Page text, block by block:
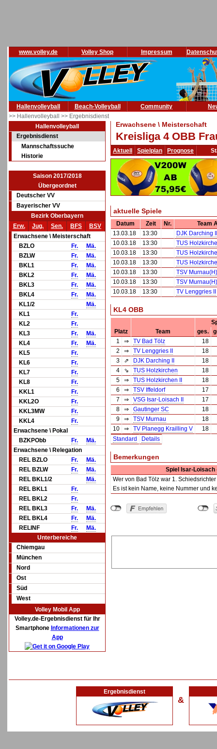
www.volley.de Volley Shop Impressum
Hallenvolleyball Beach-Volleyball Community
>> Hallenvolleyball >> Ergebnisdienst
Hallenvolleyball
Ergebnisdienst
Mannschaftssuche
Historie
Saison 2017/2018
Übergeordnet
Deutscher VV
Bayerischer VV
Bezirk Oberbayern
Erw.
Jug. Sen. BFS
BSV
Erwachsene \ Meisterschaft
BZLO
Fr.
Mä.
BZLW
Fr.
Mä.
BKL1
Fr.
Mä.
BKL2
Fr.
Mä.
BKL3
Fr.
Mä.
BKL4
Fr.
Mä.
KL1/2
Mä.
KL1
Fr.
KL2
Fr.
KL3
Fr.
Mä.
KL4
Fr.
Mä.
KL5
Fr.
KL6
Fr.
KL7
Fr.
KL8
Fr.
KKL1
Fr.
KKL2O
Fr.
KKL3MW
Fr.
KKL4
Fr.
Erwachsene \ Pokal
BZKPObb
Fr.
Mä.
Erwachsene \ Relegation
REL BZLO
Fr.
Mä.
REL BZLW
Fr.
Mä.
REL BKL1/2
Mä.
REL BKL1
Fr.
REL BKL2
Fr.
REL BKL3
Fr.
Mä.
REL BKL4
Fr.
Mä.
RELINF
Fr.
Mä.
Unterbereiche
Chiemgau
München
Nord
Ost
Süd
West
Volley Mobil App
Volley.de-Ergebnisdienst für Ihr
Smartphone Informationen zur
App
Erwachsene \ Meisterschaft
Kreisliga 4 OBB
Aktuell Spielplan Prognose
aktuelle Spiele
Datum Zeit Nr.
Team
13.03.18
13:30
DJK Darching
10.03.18
13:30
TUS
10.03.18
13:30
TUS
10.03.18
13:30
TUS
10.03.18
13:30
TSV Murnau(H)
10.03.18
13:30
TSV Murnau(H)
10.03.18
13:30 TV Lenggries II
KL4 OBB
Platz
Team ges.
1
⇒ TV Bad Tölz
18
2
⇒ TV Lenggries II
18
3
⇗ DJK Darching II
18
4
⇘ TUS Holzkirchen
18
5
⇒ TUS Holzkirchen II
18
6
⇒ TSV Iffeldorf
17
7
⇒ VSG Isar-Loisach II
17
8
⇒ Gautinger SC
18
9
⇒ TSV Murnau
18
10
⇒ TV Planegg Krailling V
18
Standard
Details
Bemerkungen
Spiel Isar-Loisach
Wer von Bad Tölz war 1.
Es ist kein Name, keine Nummer und
Ergebnisdienst
&